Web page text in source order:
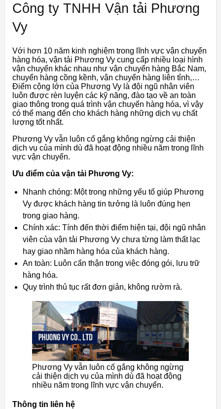
Công ty TNHH Vận tải Phương
Vy
Với hơn 10 năm kinh nghiệm trong lĩnh vực vận chuyển
hàng hóa, vận tải Phương Vy cung cấp nhiều loại hình
vận chuyển khác nhau như vận chuyển hàng Bắc Nam,
chuyển hàng cồng kềnh, vận chuyển hàng liên tỉnh,…
Điểm cộng lớn của Phương Vy là đội ngũ nhân viên
luôn được rèn luyện các kỹ năng, đào tạo về an toàn
giao thông trong quá trình vận chuyển hàng hóa, vì vậy
có thể mang đến cho khách hàng những dịch vụ chất
lượng tốt nhất.
Phương Vy vẫn luôn cố gắng không ngừng cải thiện
dịch vụ của mình dù đã hoạt động nhiều năm trong lĩnh
vực vận chuyển.
Ưu điểm của vận tải Phương Vy:
Nhanh chóng: Một trong những yếu tố giúp Phương
Vy được khách hàng tin tưởng là luôn đúng hẹn
trong giao hàng.
Chính xác: Tính đến thời điểm hiện tại, đội ngũ nhân
viên của vận tải Phương Vy chưa từng làm thất lạc
hay giao nhầm hàng hóa của khách hàng.
An toàn: Luôn cẩn thận trong việc đóng gói, lưu trữ
hàng hóa.
Quy trình thủ tục rất đơn giản, không rườm rà.
Phương Vy vẫn luôn cố gắng không ngừng
cải thiện dịch vụ của mình dù đã hoạt động
nhiều năm trong lĩnh vực vận chuyển.
Thông tin liên hệ